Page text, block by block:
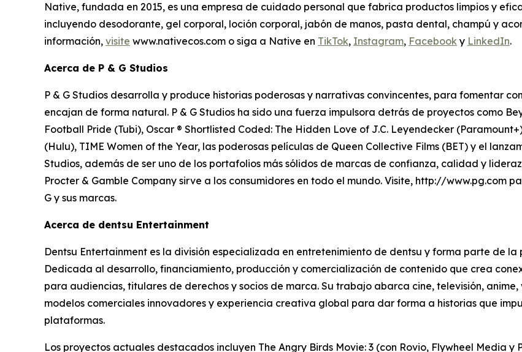
Native, fundada en 2015, es una empresa de cuidado personal que fabrica productos limpios y
incluyendo desodorante, gel corporal, loción corporal, jabón de manos, pasta dental, champú y
información, visite www.nativecos.com o siga a Native en TikTok, Instagram, Facebook y LinkedIn.
Acerca de P & G Studios
P & G Studios desarrolla y produce historias poderosas y narrativas convincentes, para fomentar
encajan de forma natural. P & G Studios ha sido una fuerza impulsora detrás de proyectos como
Football Pride (Tubi), Oscar ® Shortlisted Coded: The Hidden Love of J.C. Leyendecker
(Hulu), TIME Women of the Year, las poderosas películas de Queen Collective Films (BET) y el
Studios, además de ser uno de los portafolios más sólidos de marcas de confianza, calidad y
Procter & Gamble Company sirve a los consumidores en todo el mundo. Visite, http://www.pg.com
G y sus marcas.
Acerca de dentsu Entertainment
Dentsu Entertainment es la división especializada en entretenimiento de dentsu y forma parte de
Dedicada al desarrollo, financiamiento, producción y comercialización de contenido que crea
para audiencias, titulares de derechos y socios de marca. Su trabajo abarca cine, televisión,
modelos comerciales innovadores y experiencia creativa global para dar forma a historias que
plataformas.
Los proyectos actuales destacados incluyen The Angry Birds Movie: 3 (con Rovio, Flywheel Media y